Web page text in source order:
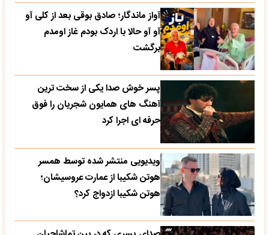
آواز ماندگار؛ صادق بوقی بعد از کلی آو
آو آو حالا با اردک بودم غاز اومدم
برگشت
پسر خوش صدا یکی از سخت ترین
آهنگ های همایون شجریان را فوق
حرفه ای اجرا کرد
ویدیویی منتشر شده توسط همسر
هوتن شکیبا از عمارت عروسیشان؛
هوتن شکیبا ازدواج کرد؟